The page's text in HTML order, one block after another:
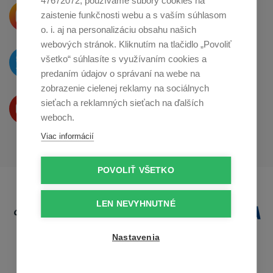
Krásne produkty si priamo hovoria
o zdieľanie naInstagrame
O novinkách píšeme
na Twitteri
Produkty Vám predstavujeme
naYoutube
zaistenie funkčnosti webu a s vaším súhlasom
o. i. aj na personalizáciu obsahu našich
webových stránok. Kliknutím na tlačidlo „Povoliť
všetko“ súhlasíte s využívaním cookies a
predaním údajov o správaní na webe na
zobrazenie cielenej reklamy na sociálnych
sieťach a reklamných sieťach na ďalších
weboch.
Viac informácií
POVOLIŤ VŠETKO
LEN NEVYHNUTNÉ
Nastavenia